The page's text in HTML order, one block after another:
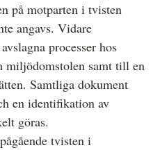
på motparten i tvisten
angavs. Vidare
processer hos
miljödomstolen samt till en
Samtliga dokument
en identifikation av
göras.
tvisten i